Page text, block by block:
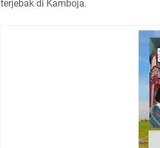
terjebak di Kamboja.